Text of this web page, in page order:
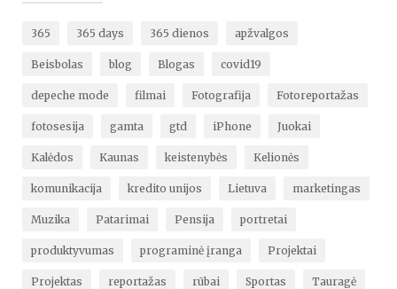
365 365 days 365 dienos apžvalgos
Beisbolas blog Blogas covid19
depeche mode filmai Fotografija Fotoreportažas
fotosesija gamta gtd iPhone Juokai
Kalėdos Kaunas keistenybės Kelionės
komunikacija kredito unijos Lietuva marketingas
Muzika Patarimai Pensija portretai
produktyvumas programinė įranga Projektai
Projektas reportažas rūbai Sportas Tauragė